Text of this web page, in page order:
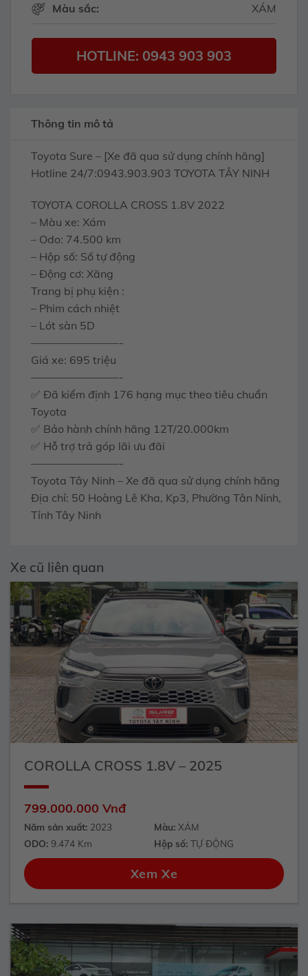
Màu sắc: XÁM
HOTLINE: 0943 903 903
Thông tin mô tả
Toyota Sure – [Xe đã qua sử dụng chính hãng]
Hotline 24/7:0943.903.903 TOYOTA TÂY NINH
TOYOTA COROLLA CROSS 1.8V 2022
– Màu xe: Xám
– Odo: 74.500 km
– Hộp số: Số tự động
– Động cơ: Xăng
Trang bị phụ kiện :
– Phim cách nhiệt
– Lót sàn 5D
————————-
Giá xe: 695 triệu
————————-
✅ Đã kiểm định 176 hạng mục theo tiêu chuẩn
Toyota
✅ Bảo hành chính hãng 12T/20.000km
✅ Hỗ trợ trả góp lãi ưu đãi
————————-
Toyota Tây Ninh – Xe đã qua sử dụng chính hãng
Địa chỉ: 50 Hoàng Lê Kha, Kp3, Phường Tân Ninh,
Tỉnh Tây Ninh
Xe cũ liên quan
COROLLA CROSS 1.8V – 2025
799.000.000 Vnđ
Năm sản xuất:2023 Màu: XÁM
ODO:9.474 Km Hộp số: TỰ ĐỘNG
Xem Xe